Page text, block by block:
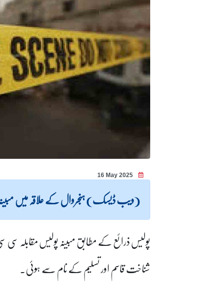
16 May 2025
(ویب ڈیسک) ہنجروال کے علاقہ میں
پولیس ذرائع کے مطابق مبینہ پولیس مقابلہ
شناخت قاسم اور تسلیم کے نام سے ہوئی۔